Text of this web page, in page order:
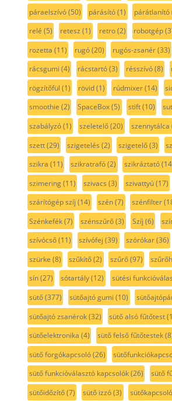
páraelszívó(50) párásító(1) párátlanító
relé (5) retesz (1) retro(2) robotgép
rozetta (11) rugó(20) rugós-zsanér(33)
rácsgumi (4) rácstartó(3) résszívó(8)
rögzítőfül (1) rövid(1) rúdmixer(14)
smoothie (2) SpaceBox(5) stift(10)
szabályzó(1) szeletelő(20) szennytálca
szett(29) szigetelés (2) szigetelő(3)
szikra (11) szikratrafó(2) szikráztató
szimering(11) szivacs (3) szivattyú(17)
szárítógép szíj (14) szén(7) szénfilter
Szénkefék(7) szénszűrő(3) Szíj (6)
szívócső(11) szívófej (39) szórókar(36)
szürke (8) szűkítő(2) szűrő(97)
sín(27) sótartály(12) sütési
sütő(377) sütőajtó gumi (10)
sütőajtó zsanérok(32) sütő alsó fűtőtest
sütőelektronika (4) sütő felső fűtőtestek
sütő forgókapcsoló(26)
sütő funkcióválasztó kapcsolók(26) sütő
sütőidőzítő(7) sütő izzó(3) sütőkapcsoló